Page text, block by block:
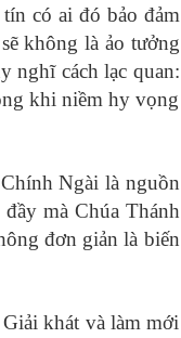
có ai đó bảo đảm
không là ảo tưởng
nghĩ cách lạc quan:
khi niềm hy vọng
Ngài là nguồn
mà Chúa Thánh
đơn giản là biến
khát và làm mới